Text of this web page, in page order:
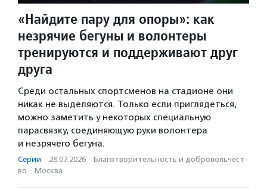
«Найдите пару для опоры»: как
незрячие бегуны и волонтеры
тренируются и поддерживают друг
друга
Среди остальных спортсменов на стадионе они
никак не выделяются. Только если приглядеться,
можно заметить у некоторых специальную
парасвязку, соединяющую руки волонтера
и незрячего бегуна.
Серии · 28.07.2026 · Благотвори­тель­ность и доброволь­чест­
во · Москва